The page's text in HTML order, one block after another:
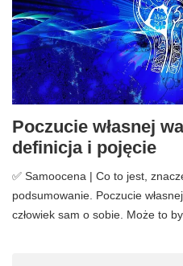
Poczucie własnej
definicja i pojęcie
✅ Samoocena | Co to jest,
podsumowanie. Poczucie
człowiek sam o sobie. Może to